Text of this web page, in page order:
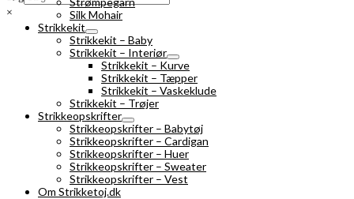
×
Silk Mohair
Strikkekit
Strikkekit – Baby
Strikkekit – Interiør
Strikkekit – Kurve
Strikkekit – Tæpper
Strikkekit – Vaskeklude
Strikkekit – Trøjer
Strikkeopskrifter
Strikkeopskrifter – Babytøj
Strikkeopskrifter – Cardigan
Strikkeopskrifter – Huer
Strikkeopskrifter – Sweater
Strikkeopskrifter – Vest
Om Strikketoj.dk